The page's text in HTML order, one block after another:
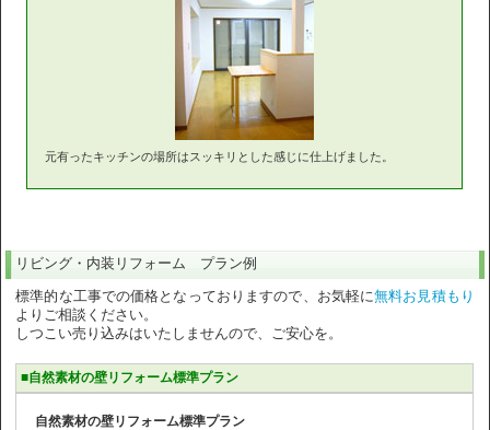
元有ったキッチンの場所はスッキリとした感じに仕上げました。
リビング・内装リフォーム プラン例
標準的な工事での価格となっておりますので、お気軽に無料お見積もり
よりご相談ください。
しつこい売り込みはいたしませんので、ご安心を。
■自然素材の壁リフォーム標準プラン
自然素材の壁リフォーム標準プラン